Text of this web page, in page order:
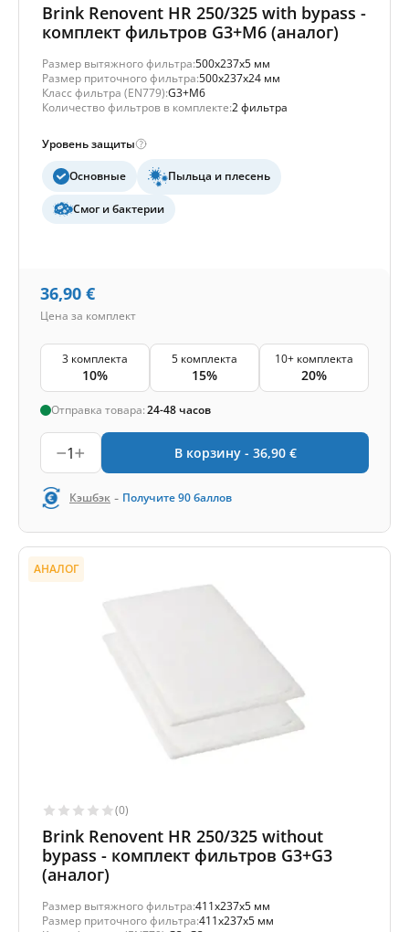
Brink Renovent HR 250/325 with bypass -
комплект фильтров G3+M6 (аналог)
Размер вытяжного фильтра:500x237x5 мм
Размер приточного фильтра:500x237x24 мм
Класс фильтра (EN779):G3+M6
Количество фильтров в комплекте:2 фильтра
Уровень защиты
Основные Пыльца и плесень
Смог и бактерии
36,90 €
Цена за комплект
3 комплекта
10%
5 комплекта
15%
10+ комплекта
20%
Отправка товара:24-48 часов
1 В корзину - 36,90 €
Кэшбэк - Получите90баллов
АНАЛОГ
(0)
Brink Renovent HR 250/325 without
bypass - комплект фильтров G3+G3
(аналог)
Размер вытяжного фильтра:411x237x5 мм
Размер приточного фильтра:411x237x5 мм